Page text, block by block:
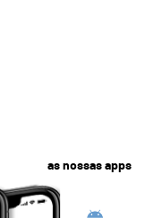
as nossas apps